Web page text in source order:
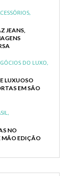
,
JEANS,
DO LUXO,
LUXUOSO
EM SÃO
,
NO
MÃO EDIÇÃO